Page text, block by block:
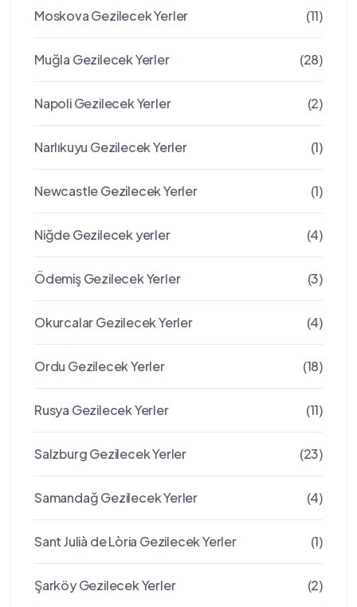
Moskova Gezilecek Yerler (11)
Muğla Gezilecek Yerler (28)
Napoli Gezilecek Yerler (2)
Narlıkuyu Gezilecek Yerler (1)
Newcastle Gezilecek Yerler (1)
Niğde Gezilecek yerler (4)
Ödemiş Gezilecek Yerler (3)
Okurcalar Gezilecek Yerler (4)
Ordu Gezilecek Yerler (18)
Rusya Gezilecek Yerler (11)
Salzburg Gezilecek Yerler (23)
Samandağ Gezilecek Yerler (4)
Sant Julià de Lòria Gezilecek Yerler (1)
Şarköy Gezilecek Yerler (2)